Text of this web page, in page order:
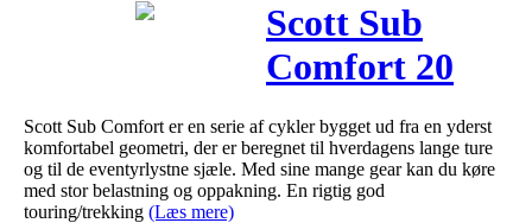
Scott Sub
Comfort 20
Dame 2020
Scott Sub Comfort er en serie af cykler bygget ud fra en yderst
komfortabel geometri, der er beregnet til hverdagens lange ture
og til de eventyrlystne sjæle. Med sine mange gear kan du køre
med stor belastning og oppakning. En rigtig god
touring/trekking (Læs mere)